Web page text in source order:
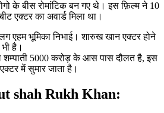
के बीस रोमांटिक बन गए थे। इस फ़िल्म ने 10
एक्टर का अवार्ड मिला था।
एहम भूमिका निभाई। शारुख खान एक्टर होने
है।
5000 करोड़ के आस पास दौलत है, इस
में सुमार जाता है।
shah Rukh Khan: